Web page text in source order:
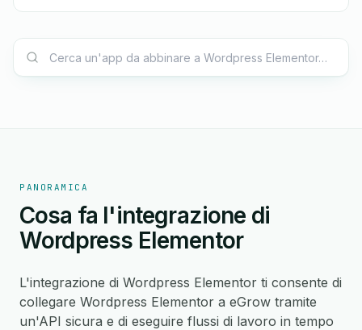
PANORAMICA
Cosa fa l'integrazione di
Wordpress Elementor
L'integrazione di Wordpress Elementor ti consente di
collegare Wordpress Elementor a eGrow tramite
un'API sicura e di eseguire flussi di lavoro in tempo